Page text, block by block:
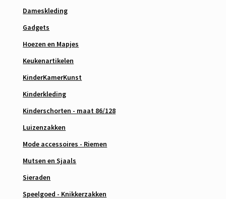
Dameskleding
Gadgets
Hoezen en Mapjes
Keukenartikelen
KinderKamerKunst
Kinderkleding
Kinderschorten - maat 86/128
Luizenzakken
Mode accessoires - Riemen
Mutsen en Sjaals
Sieraden
Speelgoed - Knikkerzakken